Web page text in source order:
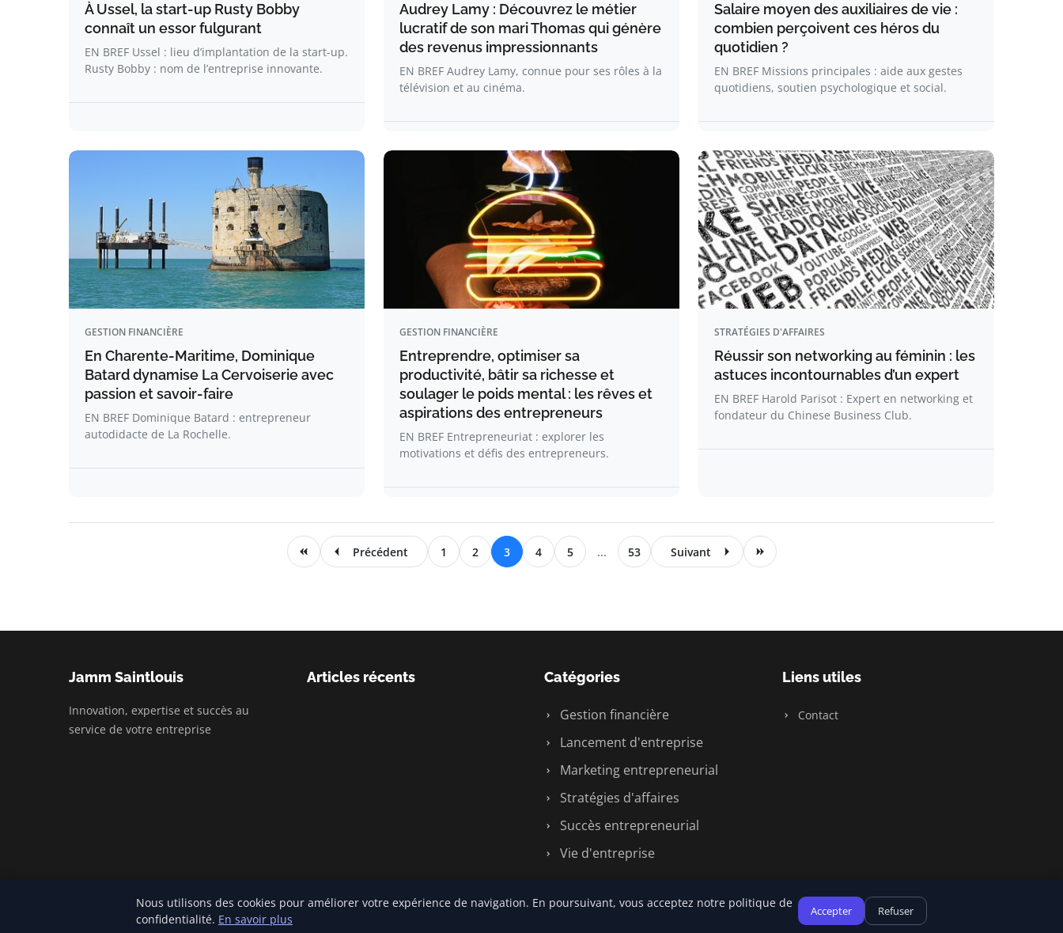
À Ussel, la start-up Rusty Bobby
connaît un essor fulgurant
EN BREF Ussel : lieu d’implantation de la start-up.
Rusty Bobby : nom de l’entreprise innovante.
Audrey Lamy : Découvrez le métier
lucratif de son mari Thomas qui génère
des revenus impressionnants
EN BREF Audrey Lamy, connue pour ses rôles à la
télévision et au cinéma.
Salaire moyen des auxiliaires de vie :
combien perçoivent ces héros du
quotidien ?
EN BREF Missions principales : aide aux gestes
quotidiens, soutien psychologique et social.
GESTION FINANCIÈRE
En Charente-Maritime, Dominique
Batard dynamise La Cervoiserie avec
passion et savoir-faire
EN BREF Dominique Batard : entrepreneur
autodidacte de La Rochelle.
GESTION FINANCIÈRE
Entreprendre, optimiser sa
productivité, bâtir sa richesse et
soulager le poids mental : les rêves et
aspirations des entrepreneurs
EN BREF Entrepreneuriat : explorer les
motivations et défis des entrepreneurs.
STRATÉGIES D'AFFAIRES
Réussir son networking au féminin : les
astuces incontournables d’un expert
EN BREF Harold Parisot : Expert en networking et
fondateur du Chinese Business Club.
Précédent 1 2 3 4 5 ... 53 Suivant
Jamm Saintlouis
Innovation, expertise et succès au
service de votre entreprise
Articles récents Catégories
Gestion financière
Lancement d'entreprise
Marketing entrepreneurial
Stratégies d'affaires
Succès entrepreneurial
Vie d'entreprise
Liens utiles
Contact
© 2026 Jamm Saintlouis. Tous droits réservés.
Nous utilisons des cookies pour améliorer votre expérience de navigation. En poursuivant, vous acceptez notre politique de
confidentialité. En savoir plus
Accepter Refuser